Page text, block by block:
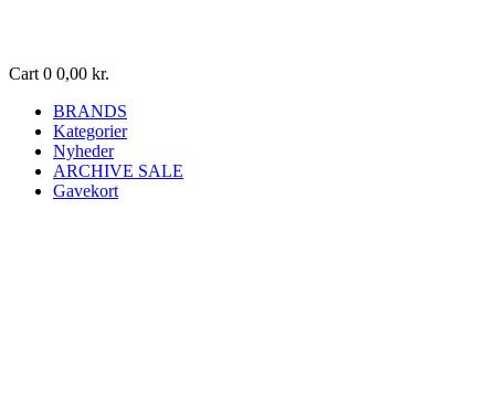
Cart 0 0,00 kr.
BRANDS
Kategorier
Nyheder
ARCHIVE SALE
Gavekort